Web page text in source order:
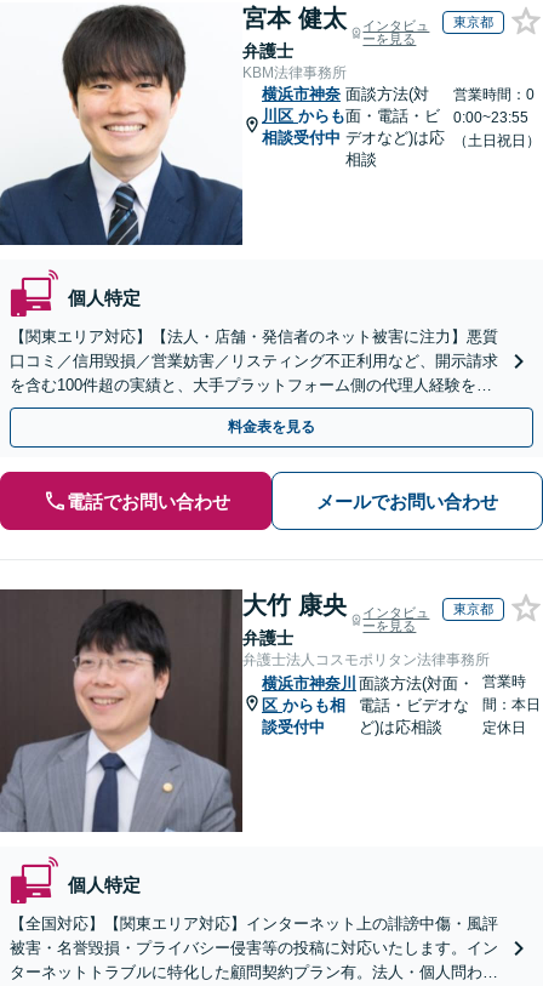
宮本 健太
弁護士
インタビュ
ーを見る
東京都
KBM法律事務所
横浜市神奈
川区 からも
相談受付中
面談方法(対
面・電話・ビ
デオなど)は応
相談
営業時間：0
0:00~23:55
（土日祝日）
個人特定
【関東エリア対応】【法人・店舗・発信者のネット被害に注力】悪質
口コミ／信用毀損／営業妨害／リスティング不正利用など、開示請求
を含む100件超の実績と、大手プラットフォーム側の代理人経験をも
とに、スピード対応【初回相談原則30分まで無料】
料金表を見る
電話でお問い合わせ メールでお問い合わせ
大竹 康央
弁護士
インタビュ
ーを見る
東京都
弁護士法人コスモポリタン法律事務所
横浜市神奈川
区 からも相
談受付中
面談方法(対面・
電話・ビデオな
ど)は応相談
営業時
間：本日
定休日
個人特定
【全国対応】【関東エリア対応】インターネット上の誹謗中傷・風評
被害・名誉毀損・プライバシー侵害等の投稿に対応いたします。イン
ターネットトラブルに特化した顧問契約プラン有。法人・個人問わず